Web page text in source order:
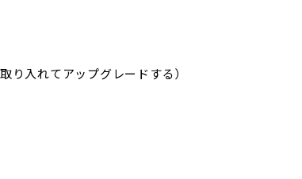
り入れてアップグレードする）